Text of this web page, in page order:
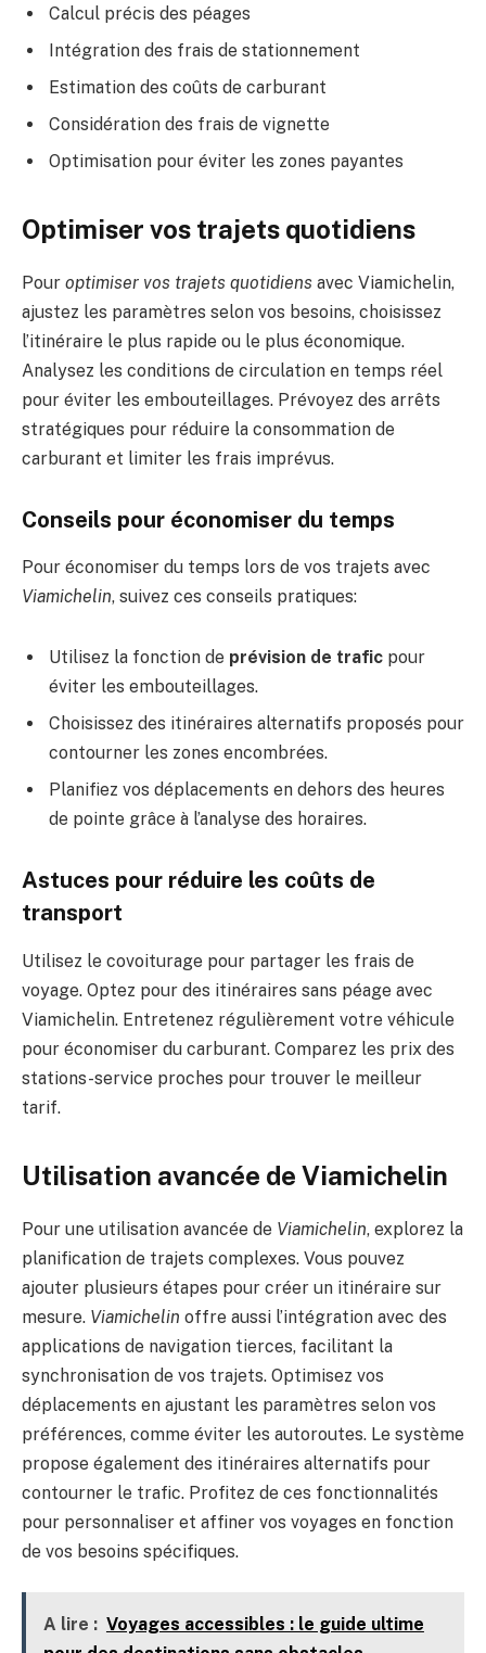
Calcul précis des péages
Intégration des frais de stationnement
Estimation des coûts de carburant
Considération des frais de vignette
Optimisation pour éviter les zones payantes
Optimiser vos trajets quotidiens
Pour optimiser vos trajets quotidiens avec Viamichelin,
ajustez les paramètres selon vos besoins, choisissez
l’itinéraire le plus rapide ou le plus économique.
Analysez les conditions de circulation en temps réel
pour éviter les embouteillages. Prévoyez des arrêts
stratégiques pour réduire la consommation de
carburant et limiter les frais imprévus.
Conseils pour économiser du temps
Pour économiser du temps lors de vos trajets avec
Viamichelin, suivez ces conseils pratiques:
Utilisez la fonction de prévision de trafic pour
éviter les embouteillages.
Choisissez des itinéraires alternatifs proposés pour
contourner les zones encombrées.
Planifiez vos déplacements en dehors des heures
de pointe grâce à l’analyse des horaires.
Astuces pour réduire les coûts de
transport
Utilisez le covoiturage pour partager les frais de
voyage. Optez pour des itinéraires sans péage avec
Viamichelin. Entretenez régulièrement votre véhicule
pour économiser du carburant. Comparez les prix des
stations-service proches pour trouver le meilleur
tarif.
Utilisation avancée de Viamichelin
Pour une utilisation avancée de Viamichelin, explorez la
planification de trajets complexes. Vous pouvez
ajouter plusieurs étapes pour créer un itinéraire sur
mesure. Viamichelin offre aussi l’intégration avec des
applications de navigation tierces, facilitant la
synchronisation de vos trajets. Optimisez vos
déplacements en ajustant les paramètres selon vos
préférences, comme éviter les autoroutes. Le système
propose également des itinéraires alternatifs pour
contourner le trafic. Profitez de ces fonctionnalités
pour personnaliser et affiner vos voyages en fonction
de vos besoins spécifiques.
A lire : Voyages accessibles : le guide ultime